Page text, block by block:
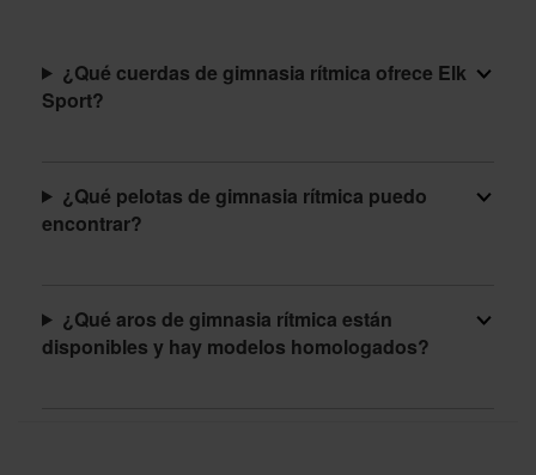
¿Qué cuerdas de gimnasia rítmica ofrece Elk
Sport?
¿Qué pelotas de gimnasia rítmica puedo
encontrar?
¿Qué aros de gimnasia rítmica están
disponibles y hay modelos homologados?